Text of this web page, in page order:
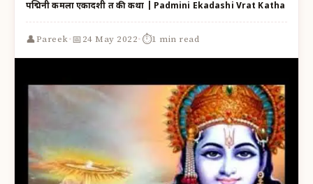
पद्मिनी कमला एकादशी व्रत की कथा | Padmini Ekadashi Vrat Katha
👤Pareek·📅24 May 2022·⏱1 min read